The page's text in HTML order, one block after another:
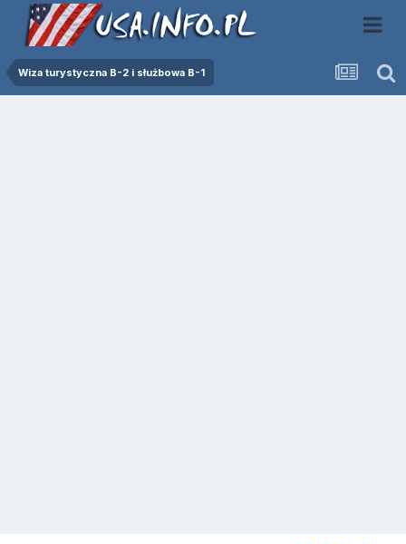
Wiza turystyczna B-2 i służbowa B-1